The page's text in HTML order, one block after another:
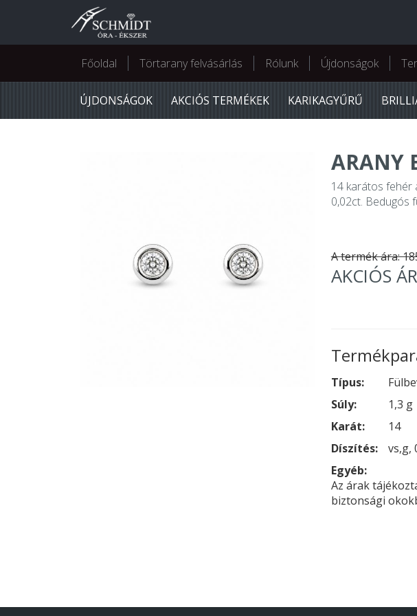
Főoldal Törtarany felvásárlás Rólunk Újdonságok
ÚJDONSÁGOK AKCIÓS TERMÉKEK KARIKAGYŰRŰ
ARANY
14 karátos fehér
0,02ct. Bedugós
A termék ára:
AKCIÓS
Típus:
Súly:
1,3 g
Karát:
14
Díszítés:
vs,g,
Egyéb:
Az árak
biztonsági